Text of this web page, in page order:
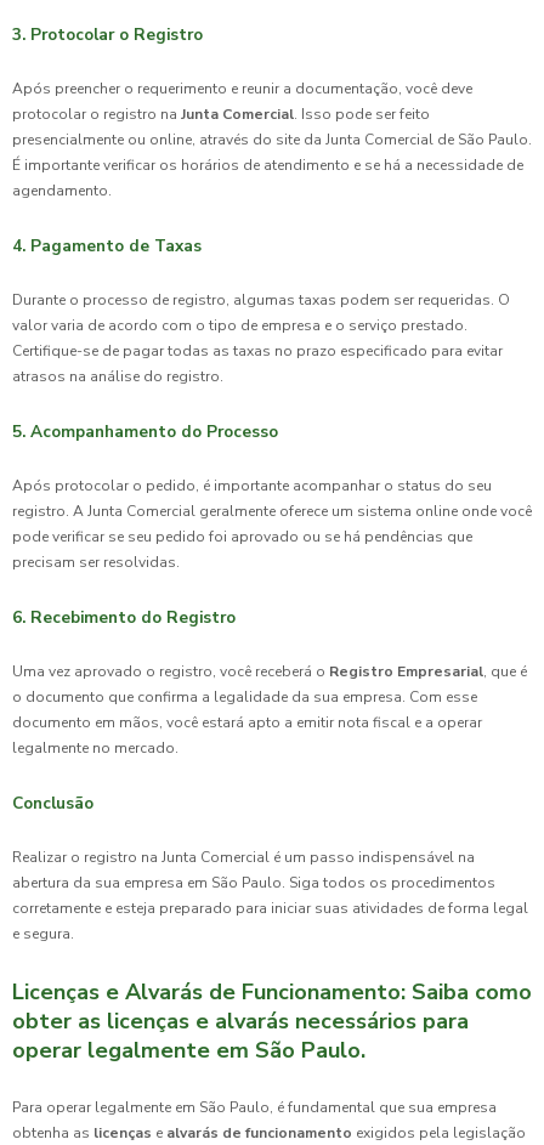
3. Protocolar o Registro
Após preencher o requerimento e reunir a documentação, você deve
protocolar o registro na Junta Comercial. Isso pode ser feito
presencialmente ou online, através do site da Junta Comercial de São Paulo.
É importante verificar os horários de atendimento e se há a necessidade de
agendamento.
4. Pagamento de Taxas
Durante o processo de registro, algumas taxas podem ser requeridas. O
valor varia de acordo com o tipo de empresa e o serviço prestado.
Certifique-se de pagar todas as taxas no prazo especificado para evitar
atrasos na análise do registro.
5. Acompanhamento do Processo
Após protocolar o pedido, é importante acompanhar o status do seu
registro. A Junta Comercial geralmente oferece um sistema online onde você
pode verificar se seu pedido foi aprovado ou se há pendências que
precisam ser resolvidas.
6. Recebimento do Registro
Uma vez aprovado o registro, você receberá o Registro Empresarial, que é
o documento que confirma a legalidade da sua empresa. Com esse
documento em mãos, você estará apto a emitir nota fiscal e a operar
legalmente no mercado.
Conclusão
Realizar o registro na Junta Comercial é um passo indispensável na
abertura da sua empresa em São Paulo. Siga todos os procedimentos
corretamente e esteja preparado para iniciar suas atividades de forma legal
e segura.
Licenças e Alvarás de Funcionamento: Saiba como
obter as licenças e alvarás necessários para
operar legalmente em São Paulo.
Para operar legalmente em São Paulo, é fundamental que sua empresa
obtenha as licenças e alvarás de funcionamento exigidos pela legislação